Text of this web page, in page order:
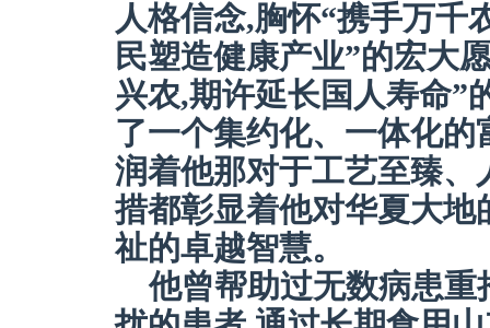
人格信念,胸怀“携手万千
民塑造健康产业”的宏大
兴农,期许延长国人寿命”
了一个集约化、一体化
润着他那对于工艺至臻
措都彰显着他对华夏大
祉的卓越智慧。
他曾帮助过无数病患